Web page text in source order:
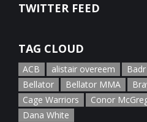
Gracie vs. Logan S...
TWITTER FEED
TAG CLOUD
ACB alistair overeem
Bellator
Bellator MMA
Cage Warriors
Conor
Dana White